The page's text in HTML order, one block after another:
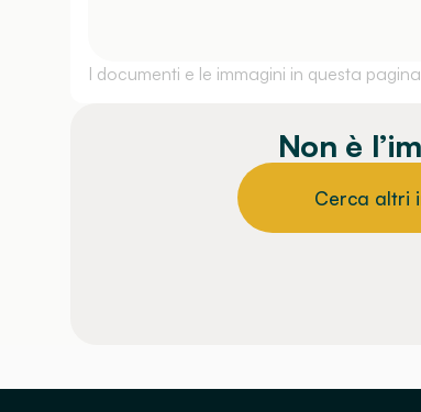
I documenti e le immagini in questa
Non è
Cerca altri